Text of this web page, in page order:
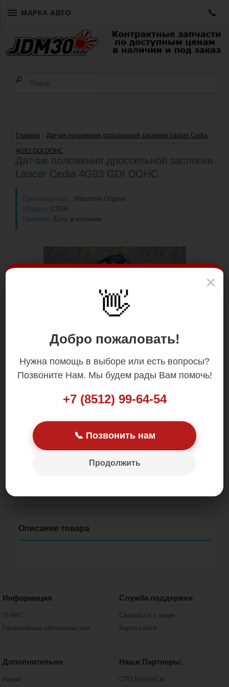
МАРКА АВТО 📞
×
👋
Добро пожаловать!
Нужна помощь в выборе или есть вопросы?
Позвоните Нам. Мы будем рады Вам помочь!
+7 (8512) 99-64-54
📞 Позвонить нам
Продолжить
Главная Датчик положения дроссельной заслонки Lancer Cedia
4G93 GDI DOHC
Датчик положения дроссельной заслонки
Lancer Cedia 4G93 GDI DOHC
Производитель: Mitsubishi Original
Модель: CS5A
Наличие: Есть в наличии
Информация
О НАС
Гарантийные обязательства
Служба поддержки
Связаться с нами
Карта сайта
Дополнительно
Акции
Наши Партнеры:
СТО MasterCar